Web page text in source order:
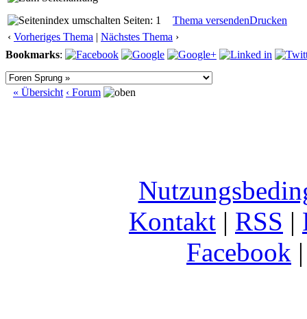
Seiten: 1 Thema versendenDrucken
‹ Vorheriges Thema | Nächstes Thema ›
Bookmarks:
« Übersicht ‹ Forum
Kontakt | RSS |
Facebook